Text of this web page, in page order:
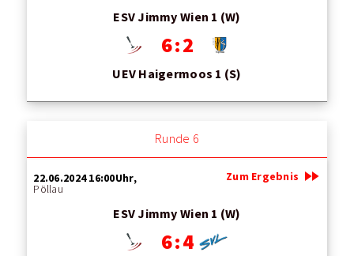
ESV Jimmy Wien 1 (W)
6 : 2
UEV Haigermoos 1 (S)
Runde 6
22.06.2024 16:00Uhr,
Pöllau
ESV Jimmy Wien 1 (W)
6 : 4
Zum Ergebnis fast_forward